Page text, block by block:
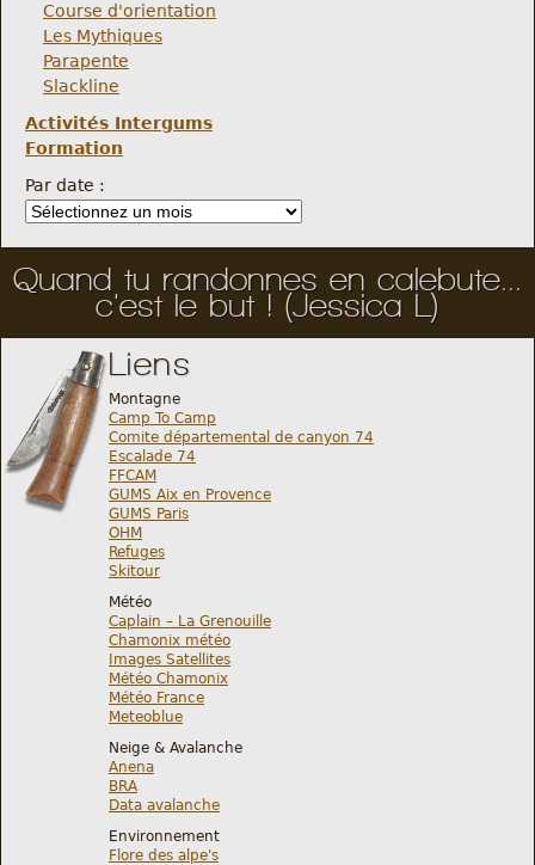
Course d'orientation
Les Mythiques
Parapente
Slackline
Activités Intergums
Formation
Par date :
Quand tu randonnes en calebute...
c'est le but ! (Jessica L)
Liens
Montagne
Camp To Camp
Comite départemental de canyon 74
Escalade 74
FFCAM
GUMS Aix en Provence
GUMS Paris
OHM
Refuges
Skitour
Météo
Caplain – La Grenouille
Chamonix météo
Images Satellites
Météo Chamonix
Météo France
Meteoblue
Neige & Avalanche
Anena
BRA
Data avalanche
Environnement
Flore des alpe's